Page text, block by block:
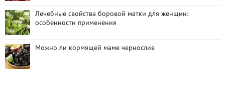
Лечебные свойства боровой матки для женщин:
особенности применения
Можно ли кормящей маме чернослив